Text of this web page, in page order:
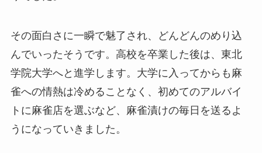
その面白さに一瞬で魅了され、どんどんのめり込
んでいったそうです。高校を卒業した後は、東北
学院大学へと進学します。大学に入ってからも麻
雀への情熱は冷めることなく、初めてのアルバイ
トに麻雀店を選ぶなど、麻雀漬けの毎日を送るよ
うになっていきました。